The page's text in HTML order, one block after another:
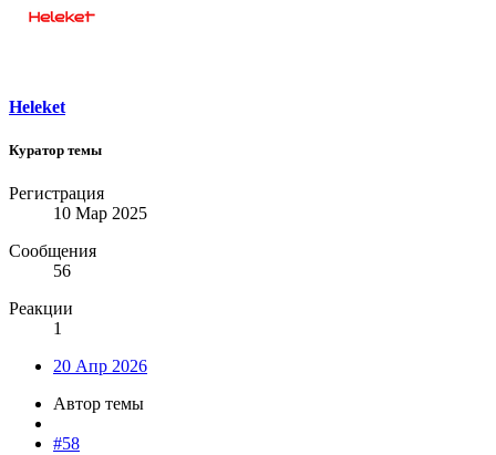
Heleket
Куратор темы
Регистрация
10 Мар 2025
Сообщения
56
Реакции
1
20 Апр 2026
Автор темы
#58